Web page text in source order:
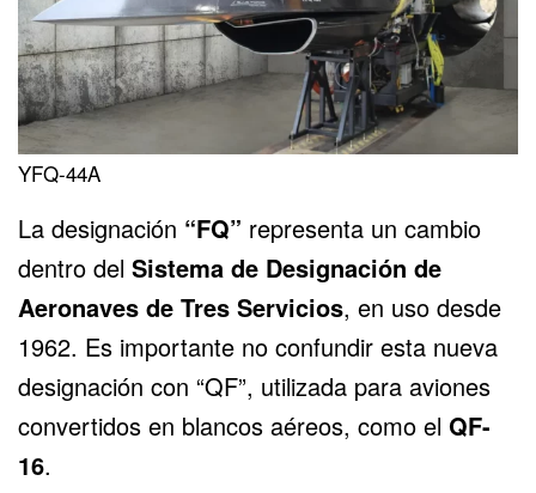
YFQ-44A
La designación “FQ” representa un cambio
dentro del Sistema de Designación de
Aeronaves de Tres Servicios, en uso desde
1962. Es importante no confundir esta nueva
designación con “QF”, utilizada para aviones
convertidos en blancos aéreos, como el QF-
16.